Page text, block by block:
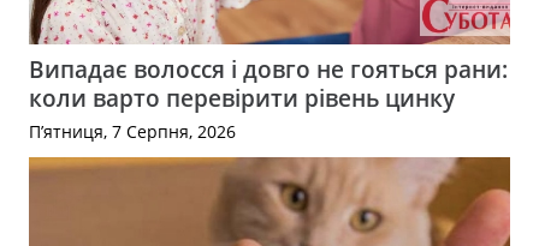
Випадає волосся і довго не гояться рани:
коли варто перевірити рівень цинку
П’ятниця, 7 Серпня, 2026